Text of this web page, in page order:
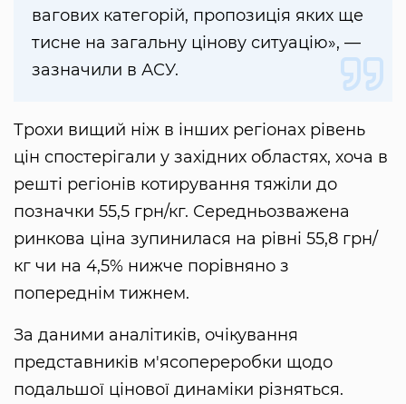
вагових категорій, пропозиція яких ще
тисне на загальну цінову ситуацію», —
зазначили в АСУ.
Трохи вищий ніж в інших регіонах рівень
цін спостерігали у західних областях, хоча в
решті регіонів котирування тяжіли до
позначки 55,5 грн/кг. Середньозважена
ринкова ціна зупинилася на рівні 55,8 грн/
кг чи на 4,5% нижче порівняно з
попереднім тижнем.
За даними аналітиків, очікування
представників м'ясопереробки щодо
подальшої цінової динаміки різняться.